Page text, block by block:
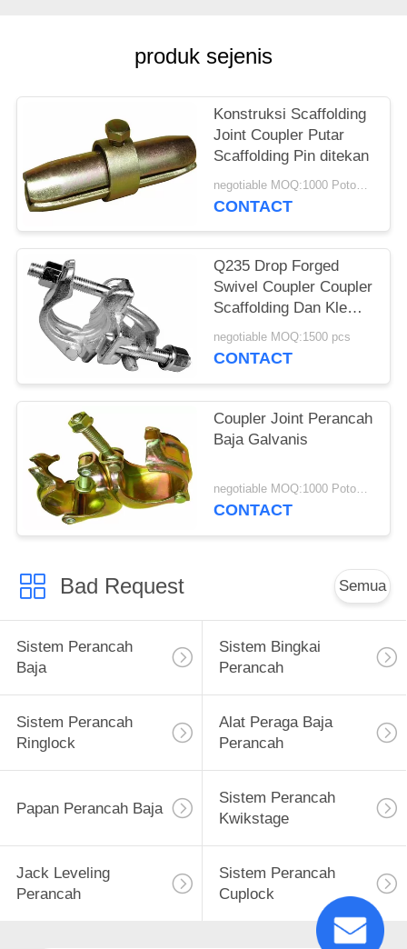
produk sejenis
Konstruksi Scaffolding
Joint Coupler Putar
Scaffolding Pin ditekan
negotiable MOQ:1000 Potongan
CONTACT
Q235 Drop Forged
Swivel Coupler Coupler
Scaffolding Dan Klem 3
- 5 Tahun Masa Hidup
negotiable MOQ:1500 pcs
CONTACT
Coupler Joint Perancah
Baja Galvanis
negotiable MOQ:1000 Potongan
CONTACT
Bad Request Semua
Sistem Perancah
Baja
Sistem Bingkai
Perancah
Sistem Perancah
Ringlock
Alat Peraga Baja
Perancah
Papan Perancah Baja
Sistem Perancah
Kwikstage
Jack Leveling
Perancah
Sistem Perancah
Cuplock